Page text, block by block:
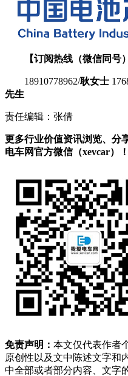
【订阅热线（微信同号
18910778962/耿女士
先生
责任编辑：张倩
更多行业价值资讯浏览、分
电车网官方微信（xevcar）！
免责声明： 本文仅代表作者
原创性以及文中陈述文字和
中全部或者部分内容、文字